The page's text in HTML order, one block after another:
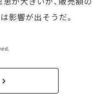
影響が出そうだ。